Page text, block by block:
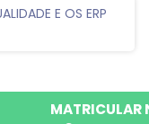
E OS ERP
MATRICULAR